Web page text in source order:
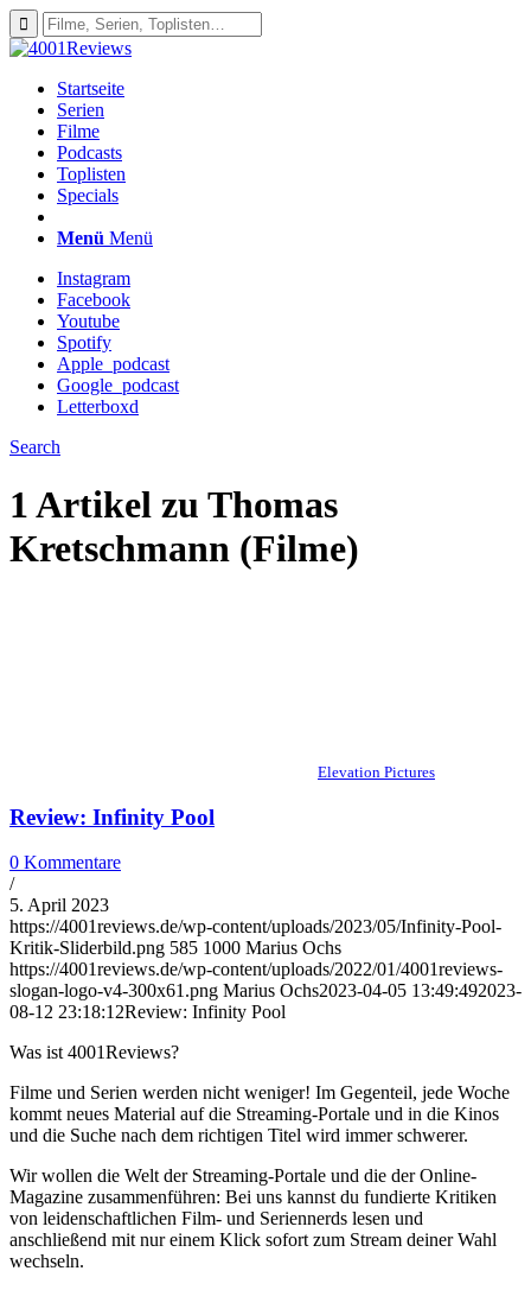
Startseite
Serien
Filme
Podcasts
Toplisten
Specials
Menü Menü
Instagram
Facebook
Youtube
Spotify
Apple_podcast
Google_podcast
Letterboxd
Search
1 Artikel zu Thomas
Kretschmann (Filme)
Elevation Pictures
Review: Infinity Pool
0 Kommentare
/
5. April 2023
https://4001reviews.de/wp-content/uploads/2023/05/Infinity-Pool-
Kritik-Sliderbild.png 585 1000 Marius Ochs
https://4001reviews.de/wp-content/uploads/2022/01/4001reviews-
slogan-logo-v4-300x61.png Marius Ochs2023-04-05 13:49:492023-
08-12 23:18:12Review: Infinity Pool
Was ist 4001Reviews?
Filme und Serien werden nicht weniger! Im Gegenteil, jede Woche
kommt neues Material auf die Streaming-Portale und in die Kinos
und die Suche nach dem richtigen Titel wird immer schwerer.
Wir wollen die Welt der Streaming-Portale und die der Online-
Magazine zusammenführen: Bei uns kannst du fundierte Kritiken
von leidenschaftlichen Film- und Seriennerds lesen und
anschließend mit nur einem Klick sofort zum Stream deiner Wahl
wechseln.